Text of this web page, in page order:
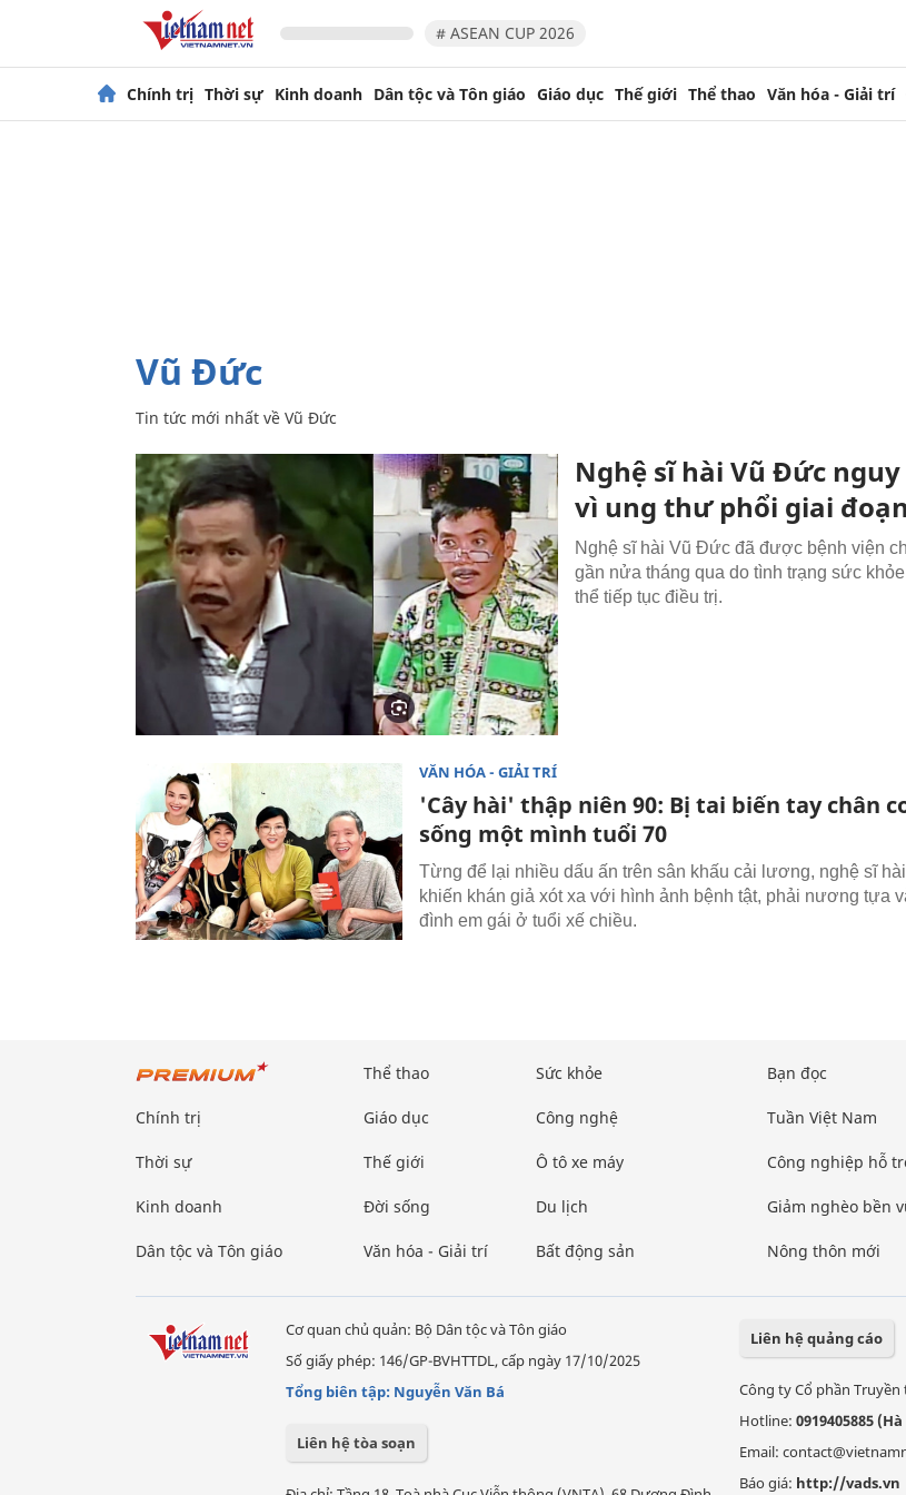
# ASEAN CUP 2026
Chính trị Thời sự Kinh doanh Dân tộc và Tôn giáo Giáo dục Thế giới Thể thao Văn hóa - Giải trí
Vũ Đức
Tin tức mới nhất về Vũ Đức
Nghệ sĩ hài Vũ Đức
vì ung thư phổi giai
Nghệ sĩ hài Vũ Đức đã được bệnh viện
gần nửa tháng qua do tình trạng sức
thể tiếp tục điều trị.
VĂN HÓA - GIẢI TRÍ
'Cây hài' thập niên 90: Bị tai biến tay chân
sống một mình tuổi 70
Từng để lại nhiều dấu ấn trên sân khấu cải lương, nghệ sĩ
khiến khán giả xót xa với hình ảnh bệnh tật, phải nương tựa
đình em gái ở tuổi xế chiều.
Chính trị
Thời sự
Kinh doanh
Dân tộc và Tôn giáo
Thể thao
Giáo dục
Thế giới
Đời sống
Văn hóa - Giải trí
Sức khỏe
Công nghệ
Ô tô xe máy
Du lịch
Bất động sản
Bạn đọc
Tuần Việt Nam
Công nghiệp hỗ
Giảm nghèo bền
Nông thôn mới
Cơ quan chủ quản: Bộ Dân tộc và Tôn giáo
Số giấy phép: 146/GP-BVHTTDL, cấp ngày 17/10/2025
Tổng biên tập: Nguyễn Văn Bá
Liên hệ tòa soạn
Liên hệ quảng cáo
Công ty Cổ phần
Hotline: 0919405885
Email:
Báo giá: http://vads.vn